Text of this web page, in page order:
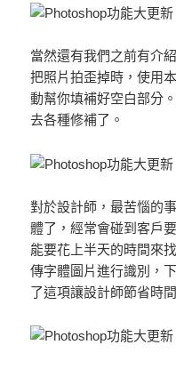
當然還有我們之前有介
把照片拍歪掉時，使用
動幫你填補好空白部分
去各種修補了。
對於設計師，最苦惱的
體了，經常會碰到客戶
能要花上半天的時間來
傳字體圖片進行識別，
了這項讓設計師節省時